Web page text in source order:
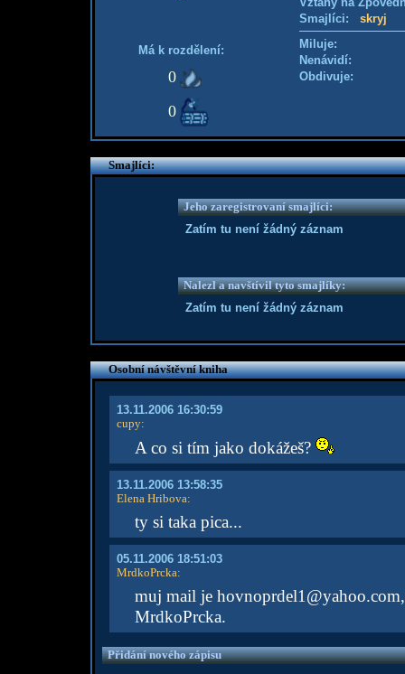
Má k rozdělení:
0
0
Smajlíci: skryj
Miluje:
Nenávidí:
Obdivuje:
Smajlíci:
Jeho zaregistrovaní smajlíci:
Zatím tu není žádný záznam
Nalezl a navštívil tyto smajlíky:
Zatím tu není žádný záznam
Osobní návštěvní kniha
13.11.2006 16:30:59
cupy:
A co si tím jako dokážeš?
13.11.2006 13:58:35
Elena Hribova:
ty si taka pica...
05.11.2006 18:51:03
MrdkoPrcka:
muj mail je
MrdkoPrcka.
Přidání nového zápisu